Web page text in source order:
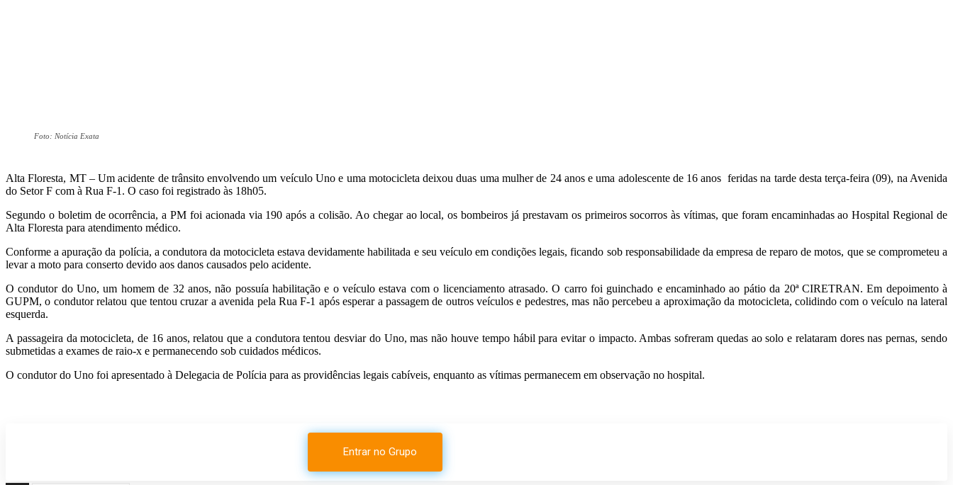
Foto: Notícia Exata
Alta Floresta, MT – Um acidente de trânsito envolvendo um veículo Uno e uma motocicleta deixou duas uma mulher de 24 anos e uma adolescente de 16 anos feridas na tarde desta terça-feira (09), na Avenida
do Setor F com à Rua F-1. O caso foi registrado às 18h05.
Segundo o boletim de ocorrência, a PM foi acionada via 190 após a colisão. Ao chegar ao local, os bombeiros já prestavam os primeiros socorros às vítimas, que foram encaminhadas ao Hospital Regional de
Alta Floresta para atendimento médico.
Conforme a apuração da polícia, a condutora da motocicleta estava devidamente habilitada e seu veículo em condições legais, ficando sob responsabilidade da empresa de reparo de motos, que se comprometeu a
levar a moto para conserto devido aos danos causados pelo acidente.
O condutor do Uno, um homem de 32 anos, não possuía habilitação e o veículo estava com o licenciamento atrasado. O carro foi guinchado e encaminhado ao pátio da 20ª CIRETRAN. Em depoimento à
GUPM, o condutor relatou que tentou cruzar a avenida pela Rua F-1 após esperar a passagem de outros veículos e pedestres, mas não percebeu a aproximação da motocicleta, colidindo com o veículo na lateral
esquerda.
A passageira da motocicleta, de 16 anos, relatou que a condutora tentou desviar do Uno, mas não houve tempo hábil para evitar o impacto. Ambas sofreram quedas ao solo e relataram dores nas pernas, sendo
submetidas a exames de raio-x e permanecendo sob cuidados médicos.
O condutor do Uno foi apresentado à Delegacia de Polícia para as providências legais cabíveis, enquanto as vítimas permanecem em observação no hospital.
Entrar no Grupo